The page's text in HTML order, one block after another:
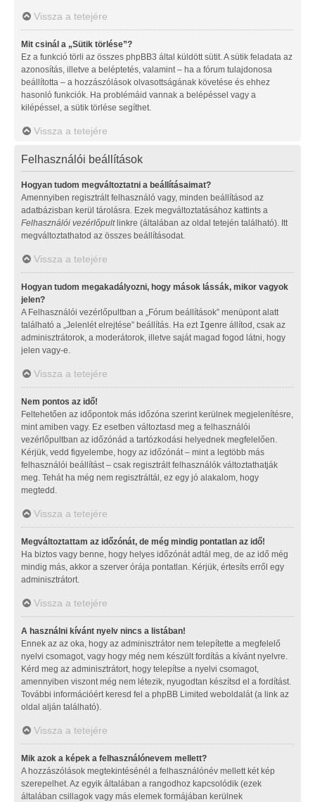
Vissza a tetejére
Mit csinál a „Sütik törlése”?
Ez a funkció törli az összes phpBB3 által küldött sütit. A sütik feladata az
azonosítás, illetve a beléptetés, valamint – ha a fórum tulajdonosa
beállította – a hozzászólások olvasottságának követése és ehhez
hasonló funkciók. Ha problémáid vannak a belépéssel vagy a
kilépéssel, a sütik törlése segíthet.
Vissza a tetejére
Felhasználói beállítások
Hogyan tudom megváltoztatni a beállításaimat?
Amennyiben regisztrált felhasználó vagy, minden beállításod az
adatbázisban kerül tárolásra. Ezek megváltoztatásához kattints a
Felhasználói vezérlőpultlinkre (általában az oldal tetején található). Itt
megváltoztathatod az összes beállításodat.
Vissza a tetejére
Hogyan tudom megakadályozni, hogy mások lássák, mikor vagyok
jelen?
A Felhasználói vezérlőpultban a „Fórum beállítások” menüpont alatt
található a „Jelenlét elrejtése” beállítás. Ha ezt Igenre állítod, csak az
adminisztrátorok, a moderátorok, illetve saját magad fogod látni, hogy
jelen vagy-e.
Vissza a tetejére
Nem pontos az idő!
Feltehetően az időpontok más időzóna szerint kerülnek megjelenítésre,
mint amiben vagy. Ez esetben változtasd meg a felhasználói
vezérlőpultban az időzónád a tartózkodási helyednek megfelelően.
Kérjük, vedd figyelembe, hogy az időzónát – mint a legtöbb más
felhasználói beállítást – csak regisztrált felhasználók változtathatják
meg. Tehát ha még nem regisztráltál, ez egy jó alakalom, hogy
megtedd.
Vissza a tetejére
Megváltoztattam az időzónát, de még mindig pontatlan az idő!
Ha biztos vagy benne, hogy helyes időzónát adtál meg, de az idő még
mindig más, akkor a szerver órája pontatlan. Kérjük, értesíts erről egy
adminisztrátort.
Vissza a tetejére
A használni kívánt nyelv nincs a listában!
Ennek az az oka, hogy az adminisztrátor nem telepítette a megfelelő
nyelvi csomagot, vagy hogy még nem készült fordítás a kívánt nyelvre.
Kérd meg az adminisztrátort, hogy telepítse a nyelvi csomagot,
amennyiben viszont még nem létezik, nyugodtan készítsd el a fordítást.
További információért keresd fel a phpBB Limited weboldalát (a link az
oldal alján található).
Vissza a tetejére
Mik azok a képek a felhasználónevem mellett?
A hozzászólások megtekintésénél a felhasználónév mellett két kép
szerepelhet. Az egyik általában a rangodhoz kapcsolódik (ezek
általában csillagok vagy más elemek formájában kerülnek